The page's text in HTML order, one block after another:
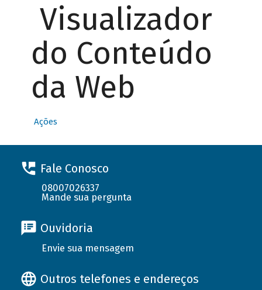
Visualizador
do Conteúdo
da Web
Ações
Fale Conosco
08007026337
Mande sua pergunta
Ouvidoria
Envie sua mensagem
Outros telefones e endereços